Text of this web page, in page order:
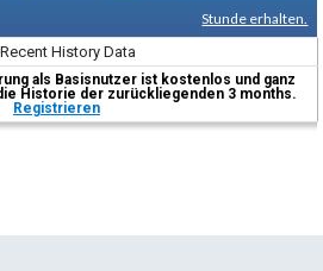
Stunde erhalten.
History Data
als Basisnutzer ist kostenlos und ganz
Historie der zurückliegenden 3 months.
Registrieren